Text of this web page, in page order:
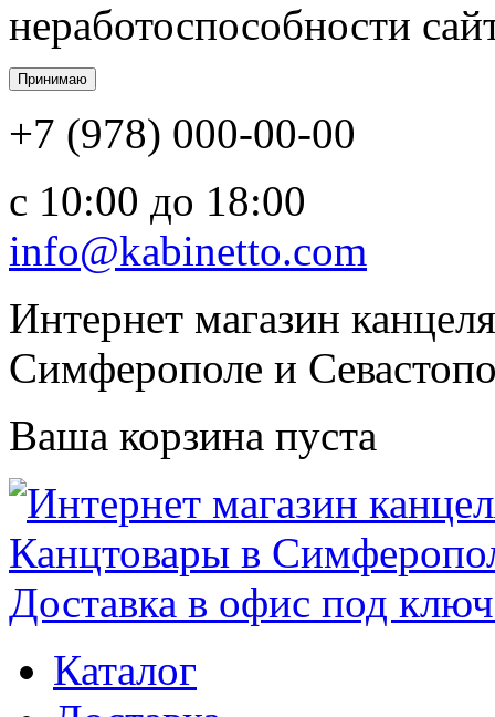
неработоспособности
+7 (978) 000-00-00
c 10:00 до 18:00
info@kabinetto.com
Интернет магазин
Симферополе и
Ваша корзина пуста
Каталог